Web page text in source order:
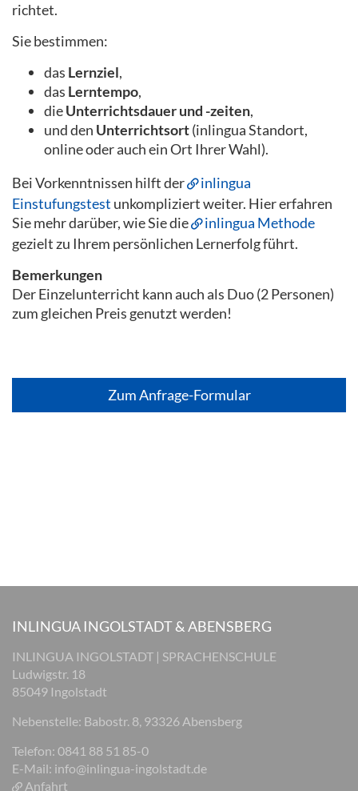
richtet.
Sie bestimmen:
das Lernziel,
das Lerntempo,
dieUnterrichtsdauer und -zeiten,
und den Unterrichtsort(inlingua Standort,
online oder auch ein Ort Ihrer Wahl).
Bei Vorkenntnissen hilft der
inlingua
Einstufungstest unkompliziert weiter. Hier erfahren
Sie mehr darüber, wie Sie die
inlingua Methode
gezielt zu Ihrem persönlichen Lernerfolg führt.
Bemerkungen
Der Einzelunterricht kann auch als Duo (2 Personen)
zum gleichen Preis genutzt werden!
Zum Anfrage-Formular
INLINGUA INGOLSTADT & ABENSBERG
INLINGUA INGOLSTADT | SPRACHENSCHULE
Ludwigstr. 18
85049 Ingolstadt
Nebenstelle: Babostr. 8, 93326 Abensberg
Telefon: 0841 88 51 85-0
E-Mail: info@inlingua-ingolstadt.de
Anfahrt